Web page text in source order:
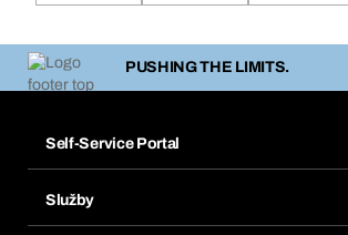
PUSHING THE LIMITS.
Self-Service Portal
Služby